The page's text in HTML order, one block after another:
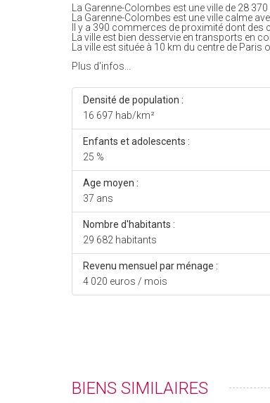
La Garenne-Colombes est une ville de 28
La Garenne-Colombes est une ville calme
Il y a 390 commerces de proximité dont
La ville est bien desservie en transports en
La ville est située à 10 km du centre de Paris
Plus d'infos...
Densité de population :
16 697 hab/km²
Enfants et adolescents :
25 %
Age moyen :
37 ans
Nombre d'habitants :
29 682 habitants
Revenu mensuel par ménage :
4 020 euros / mois
BIENS SIMILAIRES